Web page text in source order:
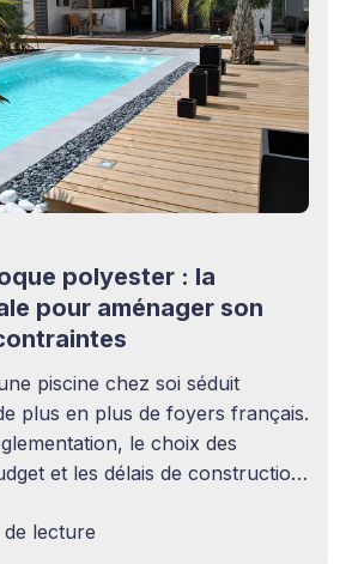
polyester : la
pour aménager son
piscine chez soi séduit
plus en plus de foyers français.
le choix des
et les délais de construction,
là que la piscine coque
de lecture